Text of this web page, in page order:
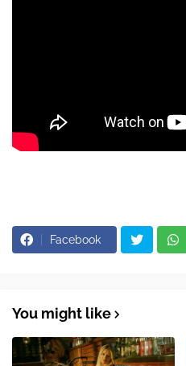
Facebook
You might like